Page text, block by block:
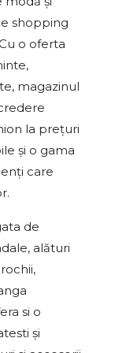
shopping
o oferta
magazinul
la prețuri
și o gama
care
de
alături
si o
și